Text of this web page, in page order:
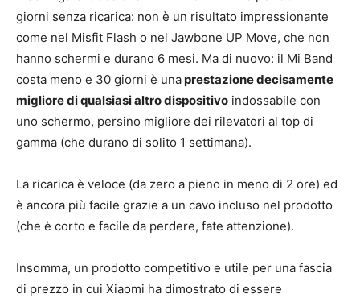
giorni senza ricarica: non è un risultato impressionante
come nel Misfit Flash o nel Jawbone UP Move, che non
hanno schermi e durano 6 mesi. Ma di nuovo: il Mi Band
costa meno e 30 giorni è unaprestazione decisamente
migliore di qualsiasi altro dispositivo indossabile con
uno schermo, persino migliore dei rilevatori al top di
gamma (che durano di solito 1 settimana).
La ricarica è veloce (da zero a pieno in meno di 2 ore) ed
è ancora più facile grazie a un cavo incluso nel prodotto
(che è corto e facile da perdere, fate attenzione).
Insomma, un prodotto competitivo e utile per una fascia
di prezzo in cui Xiaomi ha dimostrato di essere